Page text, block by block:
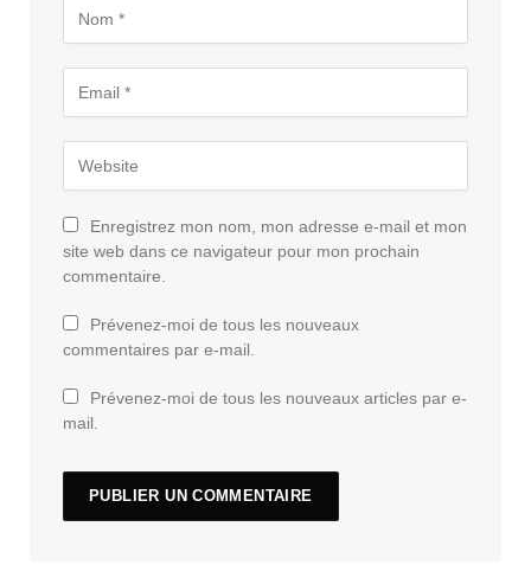
Enregistrez mon nom, mon adresse e-mail et mon
site web dans ce navigateur pour mon prochain
commentaire.
Prévenez-moi de tous les nouveaux
commentaires par e-mail.
Prévenez-moi de tous les nouveaux articles par e-
mail.